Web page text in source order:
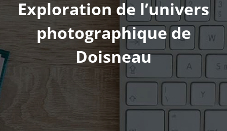
Exploration de l’univers
photographique de
Doisneau